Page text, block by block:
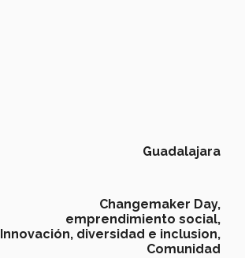
Guadalajara
Changemaker Day,
emprendimiento social,
Innovación, diversidad e inclusion,
Comunidad